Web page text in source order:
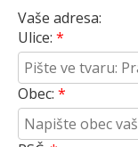
Vaše adresa:
Ulice:
Obec: